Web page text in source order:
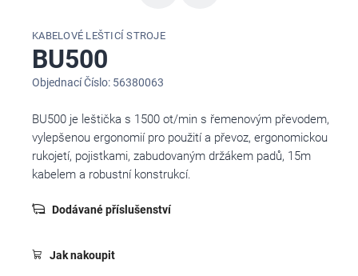
KABELOVÉ LEŠTICÍ STROJE
BU500
Objednací Číslo: 56380063
BU500 je leštička s 1500 ot/min s řemenovým převodem,
vylepšenou ergonomií pro použití a převoz, ergonomickou
rukojetí, pojistkami, zabudovaným držákem padů, 15m
kabelem a robustní konstrukcí.
Dodávané příslušenství
Jak nakoupit